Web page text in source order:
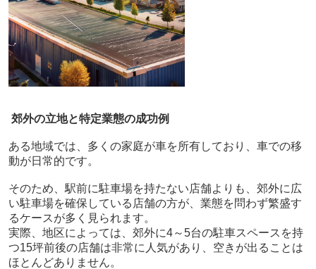
郊外の立地と特定業態の成功例
ある地域では、多くの家庭が車を所有しており、車での移
動が日常的です。
そのため、駅前に駐車場を持たない店舗よりも、郊外に広
い駐車場を確保している店舗の方が、業態を問わず繁盛す
るケースが多く見られます。
実際、地区によっては、郊外に4～5台の駐車スペースを持
つ15坪前後の店舗は非常に人気があり、空きが出ることは
ほとんどありません。